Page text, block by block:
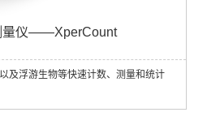
量仪——XperCount
及浮游生物等快速计数、测量和统计